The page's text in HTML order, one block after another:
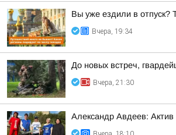
Вы уже ездили в отпуск?
Вчера, 19:34
До новых встреч,
Вчера, 21:30
Александр Авдеев: Актив